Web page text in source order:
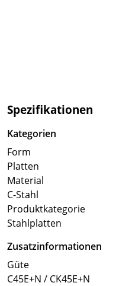
Spezifikationen
Kategorien
Form
Platten
Material
C-Stahl
Produktkategorie
Stahlplatten
Zusatzinformationen
Güte
C45E+N / CK45E+N